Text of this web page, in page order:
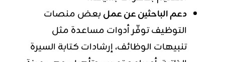
دعم الباحثين عن عملبعض منصات
التوظيف توفّر أدوات مساعدة مثل
تنبيهات الوظائف، إرشادات كتابة السيرة